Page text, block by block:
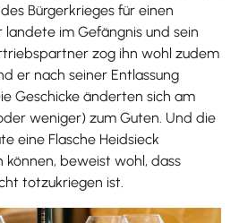
Bürgerkrieges für einen
landete im Gefängnis und sein
zog ihn wohl zudem
er nach seiner Entlassung
Geschicke änderten sich am
weniger) zum Guten. Und die
eine Flasche Heidsieck
beweist wohl, dass
totzukriegen ist.